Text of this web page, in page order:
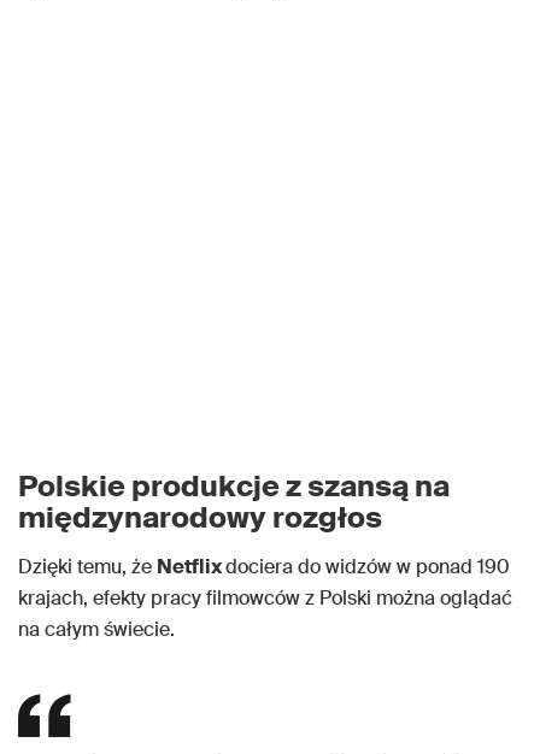
Polskie produkcje z szansą na
międzynarodowy rozgłos
Dzięki temu, że Netflixdociera do widzów w ponad 190
krajach, efekty pracy filmowców z Polski można oglądać
na całym świecie.